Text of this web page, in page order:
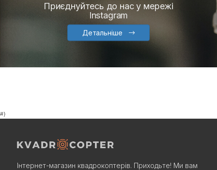
Приєднуйтесь до нас у мережі
Instagram
Детальніше
#}
Інтернет-магазин квадрокоптерів. Приходьте! Ми вам